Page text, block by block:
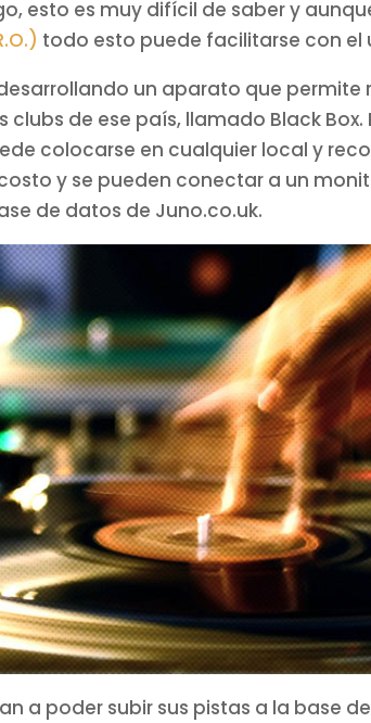
esto es muy difícil de saber y
todo esto puede facilitarse con el
un aparato que
de ese país, llamado Black
colocarse en cualquier local y
y se pueden conectar a un
de datos de Juno.co.uk.
a poder subir sus pistas a la base